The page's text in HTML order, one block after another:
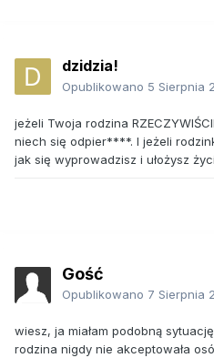
dzidzia!
Opublikowano 5 Sierpnia
jeżeli Twoja rodzina
niech się odpier****. I jeżeli
jak się wyprowadzisz i ułożysz
Gość
Opublikowano 7 Sierpnia
wiesz, ja miałam podobną
rodzina nigdy nie akceptowała